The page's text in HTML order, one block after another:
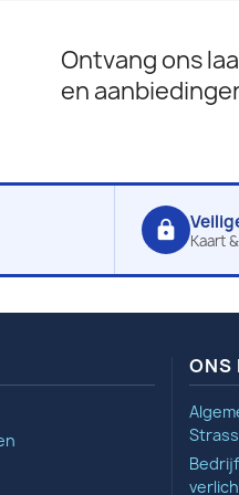
Ontvang ons
en
lock Kaart
ONS